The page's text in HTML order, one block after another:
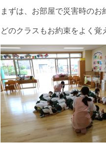
まずは、お部屋で災害時のお
どのクラスもお約束をよく覚